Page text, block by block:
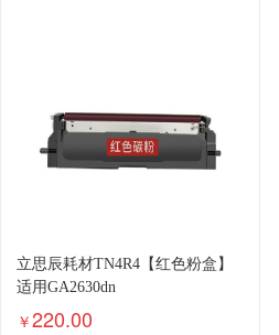
立思辰耗材TN4R4【红色粉盒】
适用GA2630dn
￥220.00